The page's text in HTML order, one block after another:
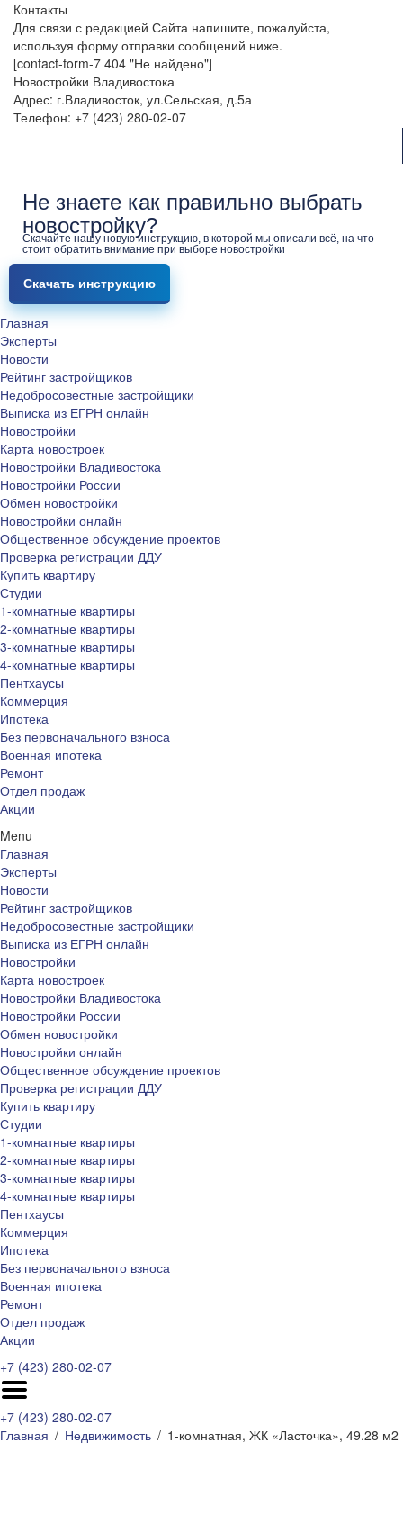
Контакты
Для связи с редакцией Сайта напишите, пожалуйста,
используя форму отправки сообщений ниже.
[contact-form-7 404 "Не найдено"]
Новостройки Владивостока
Адрес: г.Владивосток, ул.Сельская, д.5а
Телефон: +7 (423) 280-02-07
Не знаете как правильно выбрать
новостройку?
Скачайте нашу новую инструкцию, в которой мы описали всё, на что
стоит обратить внимание при выборе новостройки
Скачать инструкцию
Главная
Эксперты
Новости
Рейтинг застройщиков
Недобросовестные застройщики
Выписка из ЕГРН онлайн
Новостройки
Карта новостроек
Новостройки Владивостока
Новостройки России
Обмен новостройки
Новостройки онлайн
Общественное обсуждение проектов
Проверка регистрации ДДУ
Купить квартиру
Студии
1-комнатные квартиры
2-комнатные квартиры
3-комнатные квартиры
4-комнатные квартиры
Пентхаусы
Коммерция
Ипотека
Без первоначального взноса
Военная ипотека
Ремонт
Отдел продаж
Акции
Menu
Главная
Эксперты
Новости
Рейтинг застройщиков
Недобросовестные застройщики
Выписка из ЕГРН онлайн
Новостройки
Карта новостроек
Новостройки Владивостока
Новостройки России
Обмен новостройки
Новостройки онлайн
Общественное обсуждение проектов
Проверка регистрации ДДУ
Купить квартиру
Студии
1-комнатные квартиры
2-комнатные квартиры
3-комнатные квартиры
4-комнатные квартиры
Пентхаусы
Коммерция
Ипотека
Без первоначального взноса
Военная ипотека
Ремонт
Отдел продаж
Акции
+7 (423) 280-02-07
+7 (423) 280-02-07
Главная
Недвижимость 1-комнатная, ЖК «Ласточка», 49.28 м2